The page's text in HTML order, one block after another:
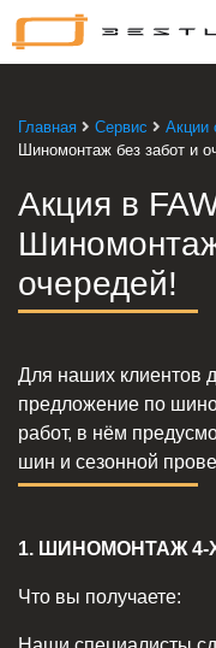
Главная Сервис Акции
Шиномонтаж без забот и
Акция в
очередей!
Для наших клиентов
предложение по
работ, в нём
шин и сезонной
1. ШИНОМОНТАЖ 4-
Что вы получаете: